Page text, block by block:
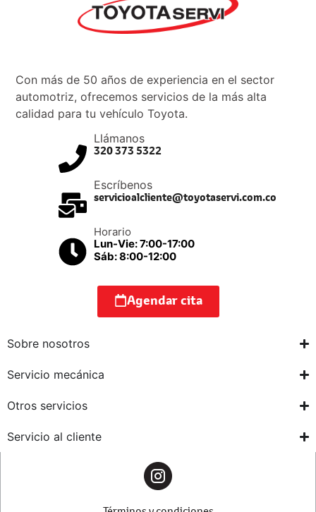
Con más de 50 años de experiencia en el sector
automotriz, ofrecemos servicios de la más alta
calidad para tu vehículo Toyota.
Llámanos
320 373 5322
Escríbenos
servicioalcliente@toyotaservi.com.co
Horario
Lun-Vie: 7:00-17:00
Sáb: 8:00-12:00
Agendar cita
Sobre nosotros
Servicio mecánica
Otros servicios
Servicio al cliente